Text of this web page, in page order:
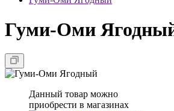
Гуми-Оми
Данный товар можно
приобрести в магазинах